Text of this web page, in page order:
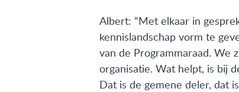
Albert: “Met elkaar in
kennislandschap vorm te
van de Programmaraad. We
organisatie. Wat helpt, is bij
Dat is de gemene deler, dat